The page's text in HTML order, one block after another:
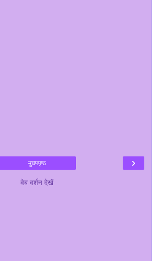
›
मुख्यपृष्ठ
वेब वर्शन देखें